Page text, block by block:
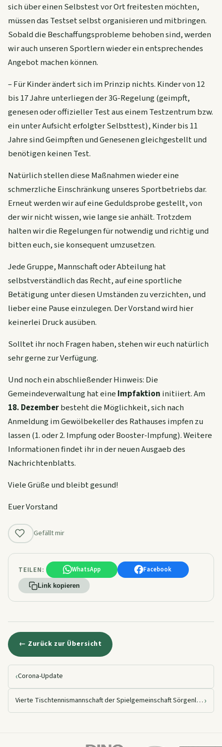
sich über einen Selbstest vor Ort freitesten möchten,
müssen das Testset selbst organisieren und mitbringen.
Sobald die Beschaffungsprobleme behoben sind, werden
wir auch unseren Sportlern wieder ein entsprechendes
Angebot machen können.
– Für Kinder ändert sich im Prinzip nichts. Kinder von 12
bis 17 Jahre unterliegen der 3G-Regelung (geimpft,
genesen oder offizieller Test aus einem Testzentrum bzw.
ein unter Aufsicht erfolgter Selbsttest), Kinder bis 11
Jahre sind Geimpften und Genesenen gleichgestellt und
benötigen keinen Test.
Natürlich stellen diese Maßnahmen wieder eine
schmerzliche Einschränkung unseres Sportbetriebs dar.
Erneut werden wir auf eine Geduldsprobe gestellt, von
der wir nicht wissen, wie lange sie anhält. Trotzdem
halten wir die Regelungen für notwendig und richtig und
bitten euch, sie konsequent umzusetzen.
Jede Gruppe, Mannschaft oder Abteilung hat
selbstverständlich das Recht, auf eine sportliche
Betätigung unter diesen Umständen zu verzichten, und
lieber eine Pause einzulegen. Der Vorstand wird hier
keinerlei Druck ausüben.
Solltet ihr noch Fragen haben, stehen wir euch natürlich
sehr gerne zur Verfügung.
Und noch ein abschließender Hinweis: Die
Gemeindeverwaltung hat eine Impfaktion initiiert. Am
18. Dezemberbesteht die Möglichkeit, sich nach
Anmeldung im Gewölbekeller des Rathauses impfen zu
lassen (1. oder 2. Impfung oder Booster-Impfung). Weitere
Informationen findet ihr in der neuen Ausgaeb des
Nachrichtenblatts.
Viele Grüße und bleibt gesund!
Euer Vorstand
Gefällt mir
TEILEN: WhatsApp Facebook
Link kopieren
← Zurück zur Übersicht
‹Corona-Update
Vierte Tischtennismannschaft der Spielgemeinschaft Sörgenloch/Zornheim ›